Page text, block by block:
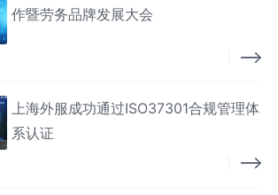
作暨劳务品牌发展大会
上海外服成功通过ISO37301合规管理体
系认证